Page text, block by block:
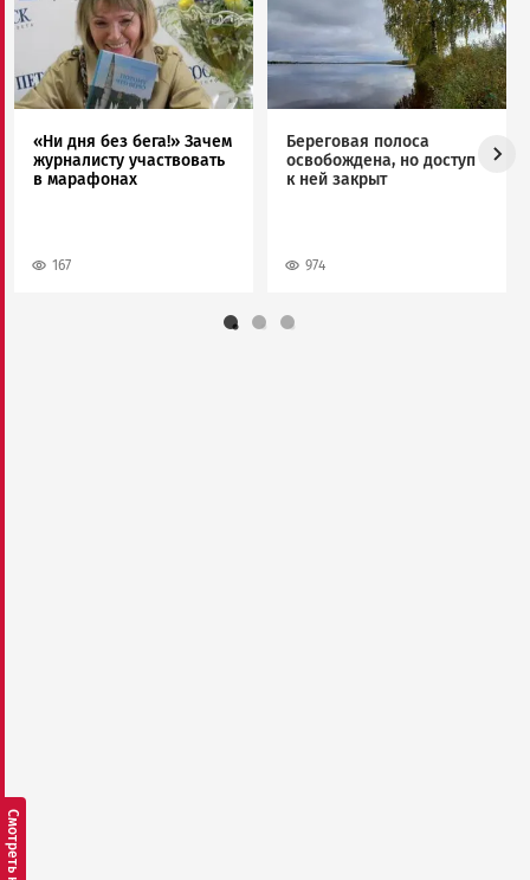
«Ни дня без бега!» Зачем
журналисту участвовать
в марафонах
167
Береговая полоса
освобождена, но доступ
к ней закрыт
974